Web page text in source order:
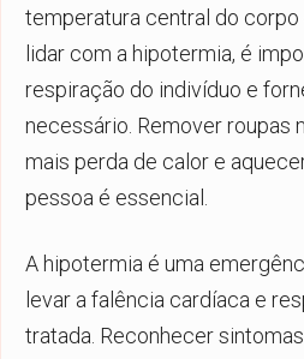
temperatura central do corpo
lidar com a hipotermia, é
respiração do indivíduo e
necessário. Remover roupas
mais perda de calor e
pessoa é essencial.
A hipotermia é uma
levar a falência cardíaca e
tratada. Reconhecer